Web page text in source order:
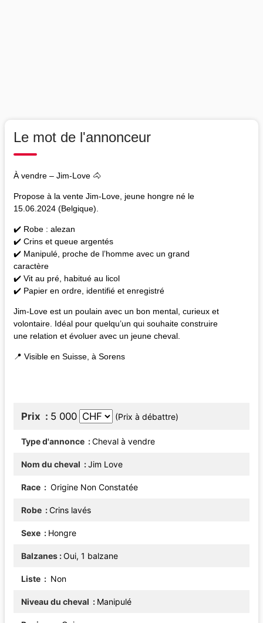
Le mot de l'annonceur
À vendre – Jim-Love 🐴
Propose à la vente Jim-Love, jeune hongre né le
15.06.2024 (Belgique).
✔️ Robe : alezan
✔️ Crins et queue argentés
✔️ Manipulé, proche de l’homme avec un grand
caractère
✔️ Vit au pré, habitué au licol
✔️ Papier en ordre, identifié et enregistré
Jim-Love est un poulain avec un bon mental, curieux et
volontaire. Idéal pour quelqu’un qui souhaite construire
une relation et évoluer avec un jeune cheval.
📍 Visible en Suisse, à Sorens
Prix 5 000 (Prix à débattre)
Type d'annonce Cheval à vendre
Nom du cheval Jim Love
Race Origine Non Constatée
Robe Crins lavés
Sexe Hongre
Balzanes Oui, 1 balzane
Liste Non
Niveau du cheval Manipulé